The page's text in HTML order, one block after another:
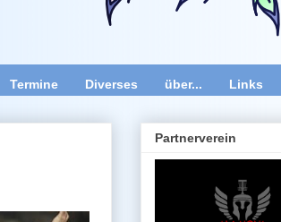
Termine Diverses über... Links
Partnerverein